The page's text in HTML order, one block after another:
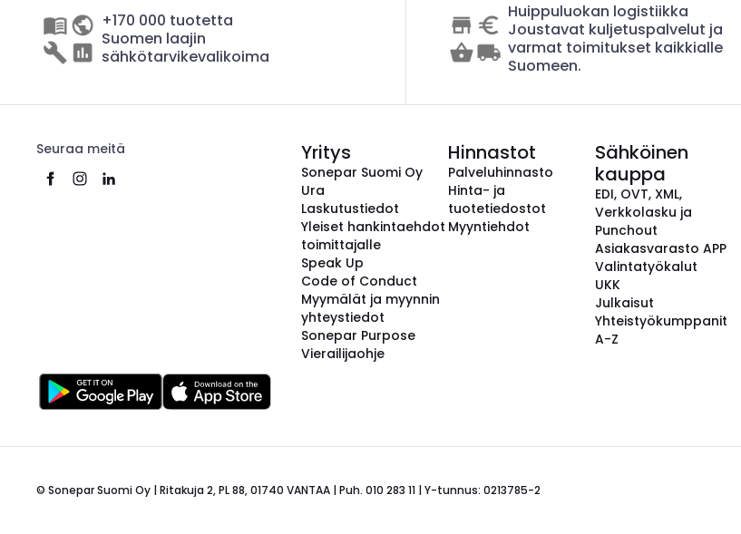
+170 000 tuotetta
Suomen laajin
sähkötarvikevalikoima
Huippuluokan logistiikka
Joustavat kuljetuspalvelut ja
varmat toimitukset kaikkialle
Suomeen.
Seuraa meitä Yritys
Sonepar Suomi Oy
Ura
Laskutustiedot
Yleiset hankintaehdot
toimittajalle
Speak Up
Code of Conduct
Myymälät ja myynnin
yhteystiedot
Sonepar Purpose
Vierailijaohje
Hinnastot
Palveluhinnasto
Hinta- ja
tuotetiedostot
Myyntiehdot
Sähköinen
kauppa
EDI, OVT, XML,
Verkkolasku ja
Punchout
Asiakasvarasto APP
Valintatyökalut
UKK
Julkaisut
Yhteistyökumppanit
A-Z
© Sonepar Suomi Oy | Ritakuja 2, PL 88, 01740 VANTAA | Puh. 010 283 11 | Y-tunnus: 0213785-2